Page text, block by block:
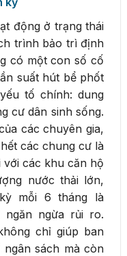
động ở trạng thái
trình bảo trì định
có một con số cố
suất hút bể phốt
tố chính: dung
cư dân sinh sống.
các chuyên gia,
các chung cư là
với các khu căn hộ
nước thải lớn,
mỗi 6 tháng là
ngăn ngừa rủi ro.
chỉ giúp ban
sách mà còn